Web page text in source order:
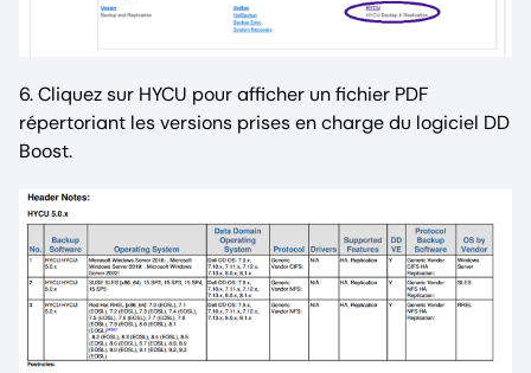
6. Cliquez sur HYCU pour afficher un fichier PDF
répertoriant les versions prises en charge du logiciel DD
Boost.